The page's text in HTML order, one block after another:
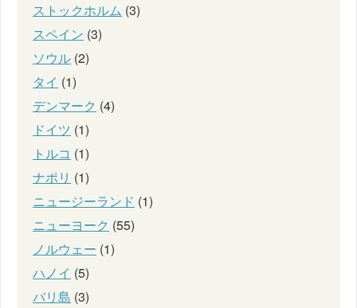
ストックホルム (3)
スペイン (3)
ソウル (2)
タイ (1)
デンマーク (4)
ドイツ (1)
トルコ (1)
ナポリ (1)
ニュージーランド (1)
ニューヨーク (55)
ノルウェー (1)
ハノイ (5)
バリ島 (3)